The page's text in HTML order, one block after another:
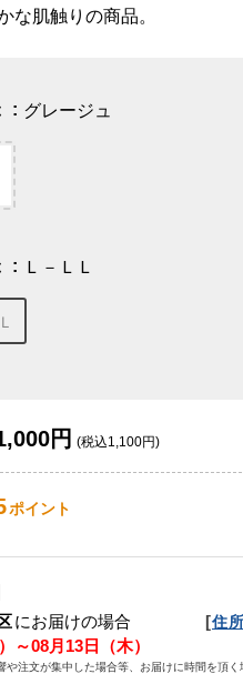
な肌触りの商品。
グレージュ
Ｌ－ＬＬ
円 (税込1,100円)
ポイント
にお届けの場合 [住
～08月13日（木）
や注文が集中した場合等、お届けに時間を頂く